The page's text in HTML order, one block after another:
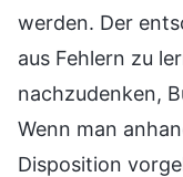
werden. Der
aus Fehlern zu
nachzudenken,
Wenn man
Disposition